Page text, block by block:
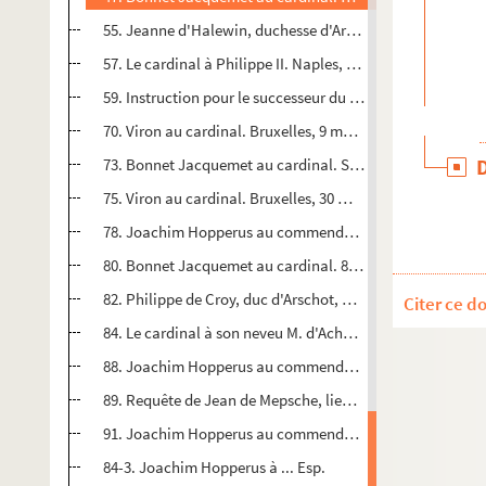
55. Jeanne d'Halewin, duchesse d'Arschot, au cardinal.
57. Le cardinal à Philippe II. Naples, 5 mai 1575
59. Instruction pour le successeur du cardinal à la vice-
70. Viron au cardinal. Bruxelles, 9 mai 1575
73. Bonnet Jacquemet au cardinal. Salins, 11 mai 1575
75. Viron au cardinal. Bruxelles, 30 mai 1575
78. Joachim Hopperus au commendador maior de
80. Bonnet Jacquemet au cardinal. 8 juin 1575 (passages
82. Philippe de Croy, duc d'Arschot, au cardinal.
84. Le cardinal à son neveu M. d'Achey, capitaine et
88. Joachim Hopperus au commendador maior de
89. Requête de Jean de Mepsche, lieutenant de
91. Joachim Hopperus au commendador maior don Luis
84-3. Joachim Hopperus à ... Esp.
Citer ce